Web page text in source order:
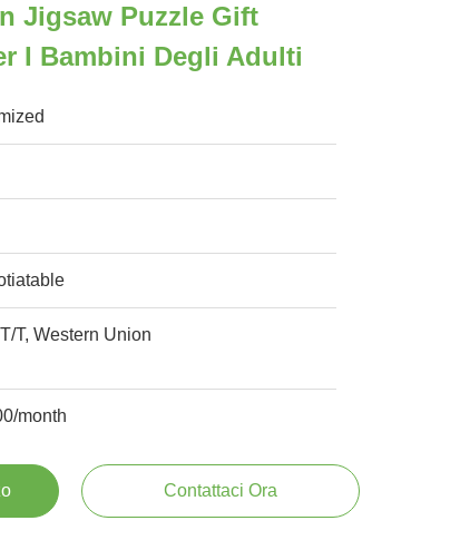
Jigsaw Puzzle Gift
I Bambini Degli Adulti
T, Western Union
month
Contattaci Ora